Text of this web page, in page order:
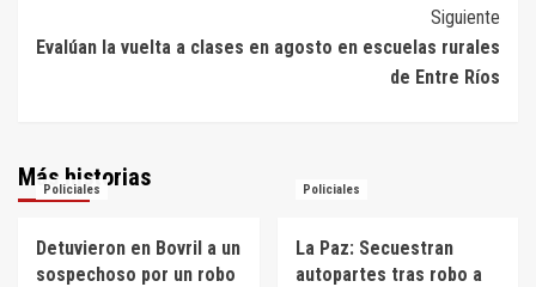
Siguiente
Evalúan la vuelta a clases en agosto en escuelas rurales
de Entre Ríos
Más historias
Policiales
Detuvieron en Bovril a un
sospechoso por un robo
Policiales
La Paz: Secuestran
autopartes tras robo a